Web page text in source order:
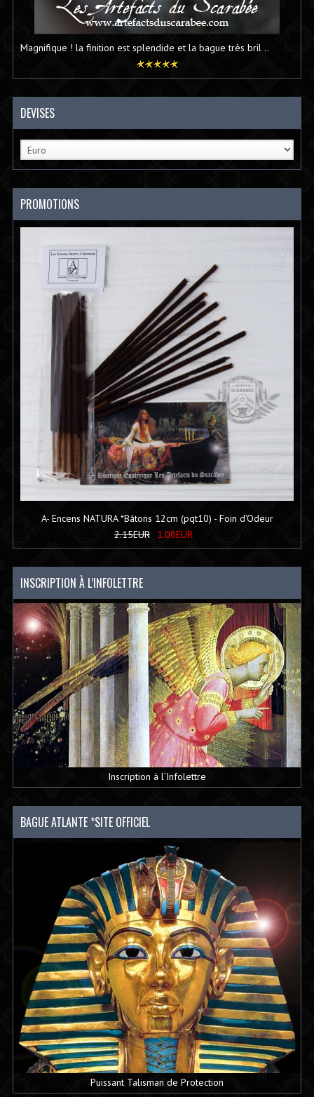
Magnifique ! la finition est splendide et la bague très bril ..
DEVISES
PROMOTIONS
A- Encens NATURA *Bâtons 12cm (pqt10) - Foin d'Odeur
2.15EUR
1.08EUR
INSCRIPTION À L’INFOLETTRE
Inscription à l’Infolettre
BAGUE ATLANTE *SITE OFFICIEL
Puissant Talisman de Protection